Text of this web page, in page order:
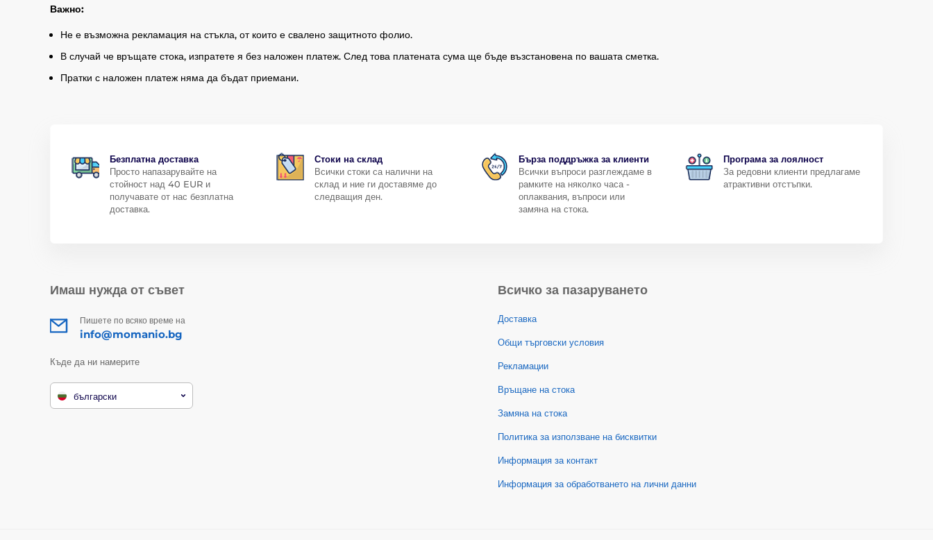
Важно:
Не е възможна рекламация на стъкла, от които е свалено защитното фолио.
В случай че връщате стока, изпратете я без наложен платеж. След това платената сума ще бъде възстановена по вашата сметка.
Пратки с наложен платеж няма да бъдат приемани.
Безплатна доставка
Просто напазарувайте на
стойност над 40 EUR и
получавате от нас безплатна
доставка.
Стоки на склад
Всички стоки са налични на
склад и ние ги доставяме до
следващия ден.
Бърза поддръжка за клиенти
Всички въпроси разглеждаме в
рамките на няколко часа -
оплаквания, въпроси или
замяна на стока.
Програма за лоялност
За редовни клиенти предлагаме
атрактивни отстъпки.
Имаш нужда от съвет
Пишете по всяко време на
info@momanio.bg
Къде да ни намерите
български
Всичко за пазаруването
Доставка
Общи търговски условия
Рекламации
Връщане на стока
Замяна на стока
Политика за използване на бисквитки
Информация за контакт
Информация за обработването на лични данни